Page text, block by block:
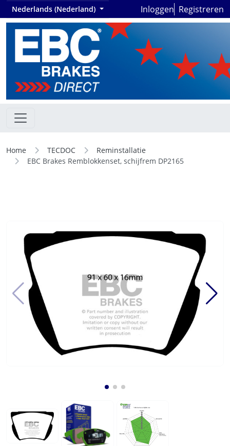
Nederlands (Nederland) Inloggen Registreren
Home TECDOC
Reminstallatie
EBC Brakes Remblokkenset, schijfrem DP2165